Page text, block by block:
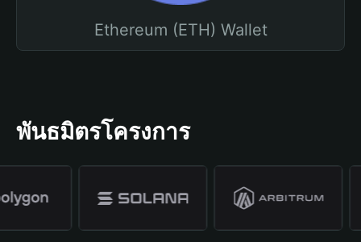
Ethereum (ETH) Wallet
พันธมิตรโครงการ